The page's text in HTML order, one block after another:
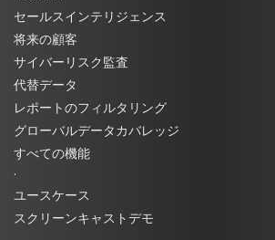
セールスインテリジェンス
将来の顧客
サイバーリスク監査
代替データ
レポートのフィルタリング
グローバルデータカバレッジ
すべての機能
·
ユースケース
スクリーンキャストデモ